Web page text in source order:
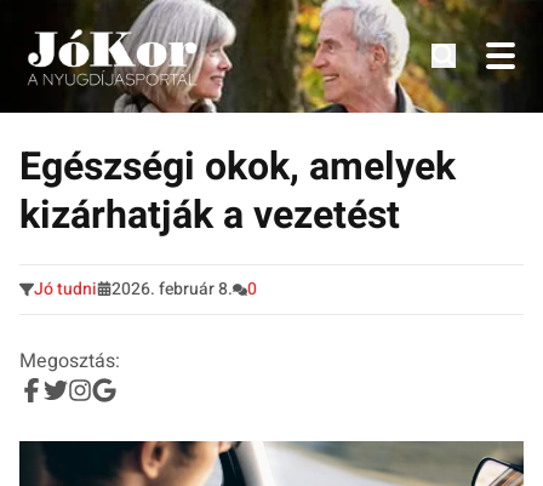
Tovább
tartalomra
Tudnivalók, érdekességek idősek számára.
Egészségi okok, amelyek
kizárhatják a vezetést
Jó tudni 2026. február 8. 0
Megosztás: